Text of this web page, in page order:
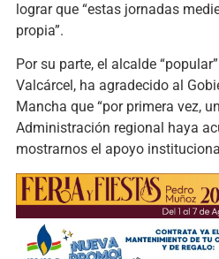
lograr que “estas jornadas
propia”.
Por su parte, el alcalde
Valcárcel, ha agradecido al
Mancha que “por primera vez,
Administración regional haya
mostrarnos el apoyo